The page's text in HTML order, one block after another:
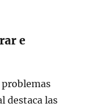
e
problemas
destaca las